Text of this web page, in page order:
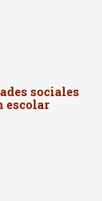
sociales
escolar